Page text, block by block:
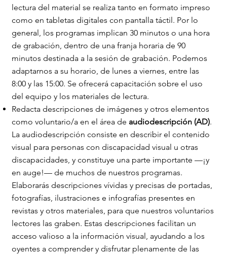
lectura del material se realiza tanto en formato impreso
como en tabletas digitales con pantalla táctil. Por lo
general, los programas implican 30 minutos o una hora
de grabación, dentro de una franja horaria de 90
minutos destinada a la sesión de grabación. Podemos
adaptarnos a su horario, de lunes a viernes, entre las
8:00 y las 15:00. Se ofrecerá capacitación sobre el uso
del equipo y los materiales de lectura.
Redacta descripciones de imágenes y otros elementos
como voluntario/a en el área de audiodescripción (AD).
La audiodescripción consiste en describir el contenido
visual para personas con discapacidad visual u otras
discapacidades, y constituye una parte importante —¡y
en auge!— de muchos de nuestros programas.
Elaborarás descripciones vívidas y precisas de portadas,
fotografías, ilustraciones e infografías presentes en
revistas y otros materiales, para que nuestros voluntarios
lectores las graben. Estas descripciones facilitan un
acceso valioso a la información visual, ayudando a los
oyentes a comprender y disfrutar plenamente de las